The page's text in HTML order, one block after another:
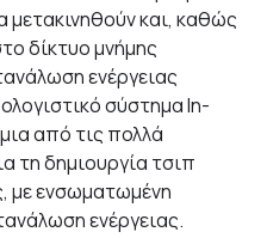
μετακινηθούν και, καθώς
δίκτυο μνήμης
ενέργειας
σύστημα In-
από τις πολλά
τη δημιουργία τσιπ
με ενσωματωμένη
ενέργειας.